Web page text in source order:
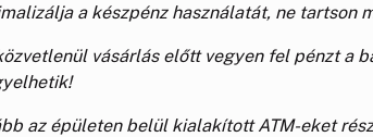
a készpénz használatát, ne tartson
vásárlás előtt vegyen fel pénzt a
az épületen belül kialakított ATM-eket